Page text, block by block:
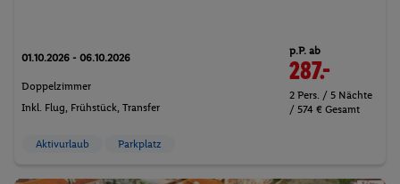
01.10.2026 - 06.10.2026
Doppelzimmer
Inkl. Flug, Frühstück, Transfer
p.P. ab
287.-
2 Pers. / 5 Nächte
/ 574 € Gesamt
Aktivurlaub Parkplatz